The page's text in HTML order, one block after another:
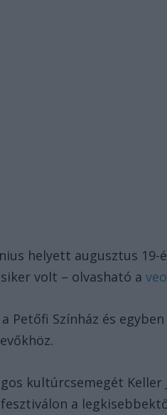
helyett augusztus
volt – olvasható a
Petőfi Színház és
kultúrcsemegét Keller
a